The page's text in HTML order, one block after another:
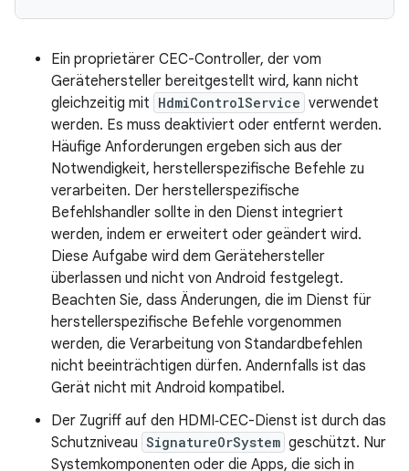
Ein proprietärer CEC-Controller, der vom
Gerätehersteller bereitgestellt wird, kann nicht
gleichzeitig mit HdmiControlService verwendet
werden. Es muss deaktiviert oder entfernt werden.
Häufige Anforderungen ergeben sich aus der
Notwendigkeit, herstellerspezifische Befehle zu
verarbeiten. Der herstellerspezifische
Befehlshandler sollte in den Dienst integriert
werden, indem er erweitert oder geändert wird.
Diese Aufgabe wird dem Gerätehersteller
überlassen und nicht von Android festgelegt.
Beachten Sie, dass Änderungen, die im Dienst für
herstellerspezifische Befehle vorgenommen
werden, die Verarbeitung von Standardbefehlen
nicht beeinträchtigen dürfen. Andernfalls ist das
Gerät nicht mit Android kompatibel.
Der Zugriff auf den HDMI‑CEC-Dienst ist durch das
Schutzniveau SignatureOrSystem geschützt. Nur
Systemkomponenten oder die Apps, die sich in